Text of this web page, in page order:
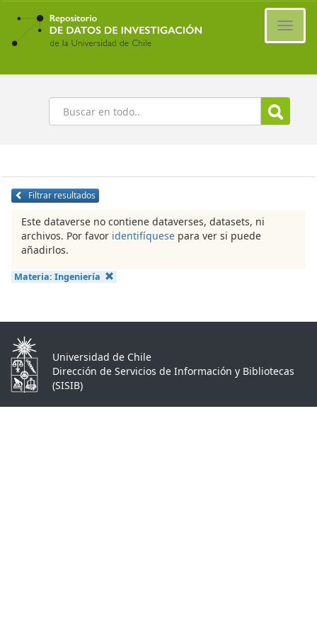
Ir
contenido
principal
Buscar
Filtrar resultados
Este dataverse no contiene dataverses, datasets, ni
archivos. Por favor identifíquese para ver si puede
añadirlos.
Materia: Ingeniería
Universidad de Chile
Dirección de Servicios de Información y Bibliotecas
(SISIB)